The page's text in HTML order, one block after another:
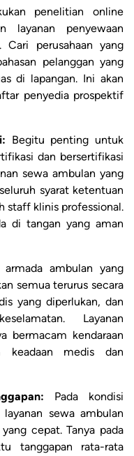
penelitian online
layanan penyewaan
perusahaan yang
pelanggan yang
di lapangan. Ini akan
penyedia prospektif
Begitu penting untuk
dan bersertifikasi
sewa ambulan yang
syarat ketentuan
staff klinis professional.
di tangan yang aman
ambulan yang
semua terurus secara
yang diperlukan, dan
Layanan
bermacam kendaraan
keadaan medis dan
Pada kondisi
sewa ambulan
cepat. Tanya pada
tanggapan rata-rata